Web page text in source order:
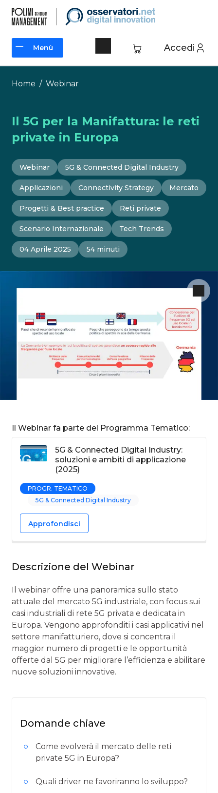
contenuto
Accedi
Menù
Menù
Home / Webinar
Il 5G per la Manifattura: le reti
private in Europa
Webinar 5G & Connected Digital Industry
Applicazioni Connectivity Strategy Mercato
Progetti & Best practice Reti private
Scenario Internazionale Tech Trends
04 Aprile 2025 54 minuti
Il Webinar fa parte del Programma Tematico:
5G & Connected Digital Industry:
soluzioni e ambiti di applicazione
(2025)
PROGR. TEMATICO
5G & Connected Digital Industry
Approfondisci
Descrizione del Webinar
Il webinar offre una panoramica sullo stato
attuale del mercato 5G industriale, con focus sui
casi industriali di rete 5G privata e dedicata in
Europa. Vengono approfonditi i casi applicativi nel
settore manifatturiero, dove si concentra il
maggior numero di progetti e le opportunità
offerte dal 5G per migliorare l’efficienza e abilitare
nuove soluzioni innovative.
Domande chiave
Come evolverà il mercato delle reti
private 5G in Europa?
Quali driver ne favoriranno lo sviluppo?